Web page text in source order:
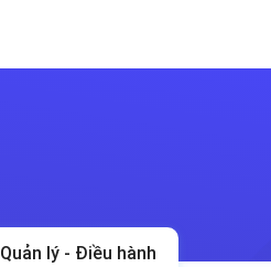
Quản lý - Điều hành